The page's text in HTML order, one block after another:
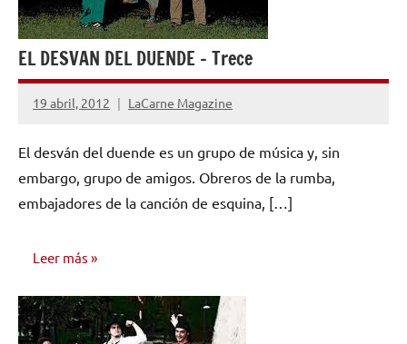
EL DESVAN DEL DUENDE – Trece
19 abril, 2012 LaCarne Magazine
No
comentarios
El desván del duende es un grupo de música y, sin
embargo, grupo de amigos. Obreros de la rumba,
embajadores de la canción de esquina, […]
Leer más
VIDEOS
MUSICALES